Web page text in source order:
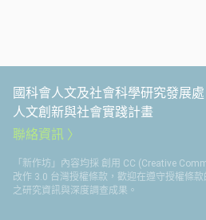
國科會人文及社會科學研究發展處
人文創新與社會實踐計畫
聯絡資訊
「新作坊」內容均採 創用 CC (Creative
改作 3.0 台灣授權條款，歡迎在遵守授權條
之研究資訊與深度調查成果。